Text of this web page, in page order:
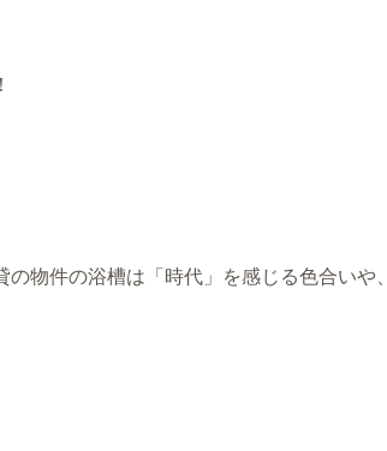
物件の浴槽は「時代」を感じる色合いや、